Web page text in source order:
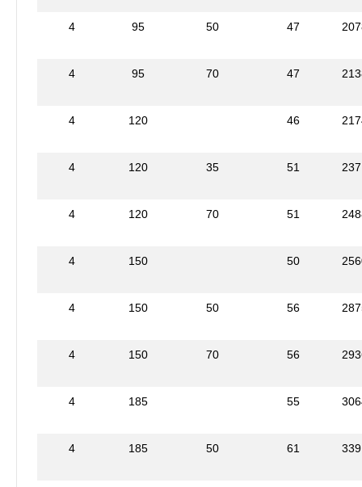
4 95 50 47
4 95 70 47
4 120 46
4 120 35 51
4 120 70 51
4 150 50
4 150 50 56
4 150 70 56
4 185 55
4 185 50 61